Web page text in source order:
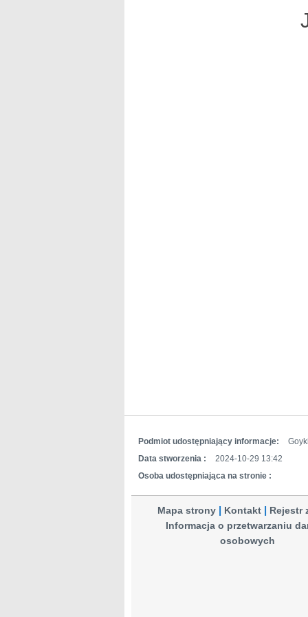
Podmiot udostępniający informacje:
Data stworzenia :
2024-10-29 13:42
Osoba udostępniająca na stronie :
Mapa strony Kontakt
Rejestr
Informacja o przetwarzaniu
osobowych